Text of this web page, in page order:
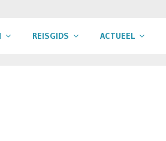
REISGIDS ACTUEEL